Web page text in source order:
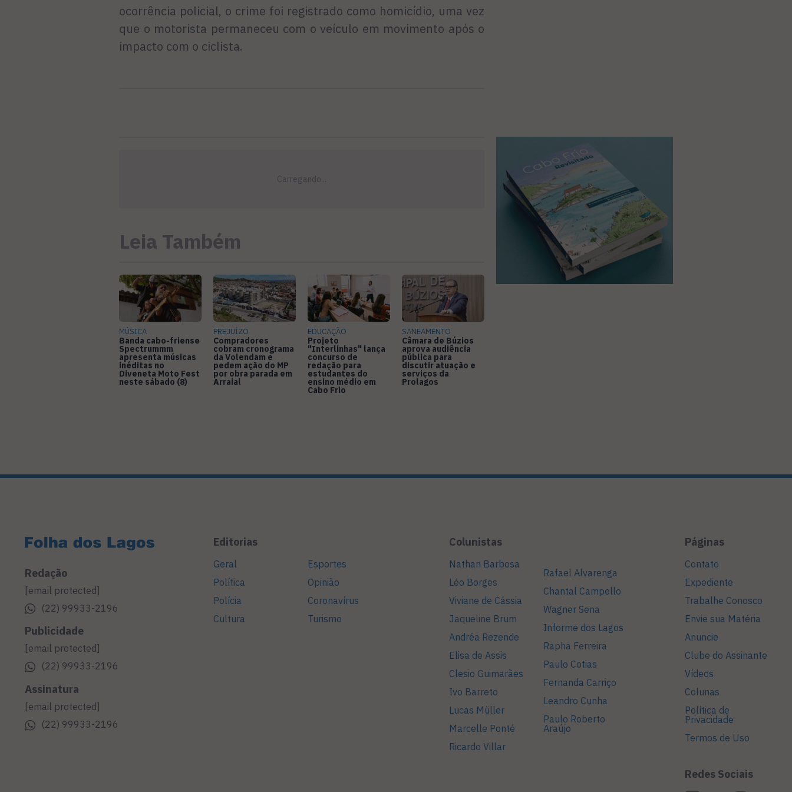
ocorrência policial, o crime foi registrado como homicídio, uma vez
que o motorista permaneceu com o veículo em movimento após o
impacto com o ciclista.
Leia Também
MÚSICA
Banda cabo-friense
Spectrummm
apresenta músicas
inéditas no
Diveneta Moto Fest
neste sábado (8)
PREJUÍZO
Compradores
cobram cronograma
da Volendam e
pedem ação do MP
por obra parada em
Arraial
EDUCAÇÃO
Projeto
"Interlinhas" lança
concurso de
redação para
estudantes do
ensino médio em
Cabo Frio
SANEAMENTO
Câmara de Búzios
aprova audiência
pública para
discutir atuação e
serviços da
Prolagos
Redação
[email protected]
(22) 99933-2196
Publicidade
[email protected]
(22) 99933-2196
Assinatura
[email protected]
(22) 99933-2196
Editorias
Geral
Política
Polícia
Cultura
Esportes
Opinião
Coronavírus
Turismo
Colunistas
Nathan Barbosa
Léo Borges
Viviane de Cássia
Jaqueline Brum
Andréa Rezende
Elisa de Assis
Clesio Guimarães
Ivo Barreto
Lucas Müller
Marcelle Ponté
Ricardo Villar
Rafael Alvarenga
Chantal Campello
Wagner Sena
Informe dos Lagos
Rapha Ferreira
Paulo Cotias
Fernanda Carriço
Leandro Cunha
Paulo Roberto
Araújo
Páginas
Contato
Expediente
Trabalhe Conosco
Envie sua Matéria
Anuncie
Clube do Assinante
Vídeos
Colunas
Política de
Privacidade
Termos de Uso
Redes Sociais